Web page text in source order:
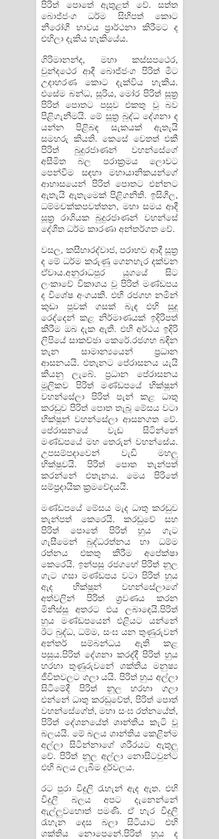
පිරිත් පොතේ ඇතුළත් වේ. සත්ත
බොජ්ජංග ධර්ම සිහිපත් කොට
නීරෝගී භාවය ප්‍රාර්ථනා කිරීමට ද
එහිලා දැකිය හැකියේය.
ගිරිමානන්ද, මහා කස්සපථෙර,
චුන්දථෙර ආදී බොජ්ජංග පිරිත් මීට
උදාහරණ කොට දැක්විය හැකිය.
එසේම බන්ධ, සූරිය, මෝර පිරිත් සූත්‍ර
පිරිත් පොතට පසුව එකතු වූ බව
පිළිගැනීමයි. මේ සූත්‍ර බුද්ධ දේශනා ද
යන්න පිළිබඳ සැකයක් ඇතැයි
සමහරු කියති. කෙසේ වෙතත් එකී
පිරිත් බුදුරජාණන් වහන්සේගේ
අසීමිත බල පරාක්‍රමය ලොවට
පෙන්වීම සඳහා මහායානිකයන්ගේ
ආභාසයෙන් පිරිත් පොතට එන්නට
ඇතැයි ඇතැමෙක් පිළිගනිති. ඉසිගිල,
ධම්මචක්කපවත්තන, මහා සමය ආදී
සූත්‍ර රාශියක බුදුරජාණන් වහන්සේ
දේශිත ධර්ම කාරණා අන්තර්ගත වේ.
වසල, කසීභාරද්වාජ, පරාභව ආදී සූත්‍ර
ද මේ ධර්ම කරුණු ගෙනහැර දක්වන
ඒවාය.අනුරාධපුර යුගයේ සිට
ලංකාවේ විකාශය වූ පිරිත් මණ්ඩපය
ද විශේෂ අංගයකි. එහි රජගහ නමින්
කුඩා පුවක් ගසක් බැඳ එහි සුදු
රෙද්දෙන් කළ නිර්මාණයක් ඉදිරිපත්
කිරීම ඔබ දැක ඇති. එහි අර්ථය ඉදිරි
ලිපියේ සාකච්ඡා කෙරේ.රජගහ බඳින
තැන සාමාන්‍යයෙන් ප්‍රධාන
ආසනයයි. එතැනට පේරාසනය යැයි
කියනු ලැබේ. ප්‍රධාන පේරාසනය
මූලිකව පිරිත් මණ්ඩපයේ භික්ෂූන්
වහන්සේලා පිරිත් පැන් කළ ධාතු
කරඬුව පිරිත් පොත තැබූ මේසය වටා
භික්ෂූන් වහන්සේලා ආසනගත වේ.
පේරාසනයේ වැඩ සිටින්නේ
මණ්ඩපයේ මහ තෙරුන් වහන්සේය.
උපසම්පදාවෙන් වැඩි මහලු
භික්ෂුවයි. පිරිත් පොත තැන්පත්
කරන්නේ එතැනය. මෙය පිරිතේ
සම්ප්‍රදායික ක්‍රමවේදයයි.
මණ්ඩපයේ මේසය මැද ධාතු කරඬුව
තැන්පත් කෙරෙයි. කරඬුවේ සහ
පිරිත් පොතේ පිරිත් හුය ගැට
ගැසීමෙන් බුද්ධරත්නය හා ධම්ම
රත්නය එකතු කිරීම අපේක්ෂා
කෙරෙයි. ඉන්පසු රජගහේ පිරිත් නූල
ගැට ගසා මණ්ඩපය වටා පිරිත් හුය
ඇද භික්ෂූන් වහන්සේලාගේ
අත්වලින් පිරිත් ශ්‍රවණය කරන
මිනිස්සු අතරට එය ලබාදෙයි.පිරිත්
හුය මණ්ඩපයෙන් එළියට යන්නේ
ඊට බුද්ධ, ධම්ම, සංඝ යන තුණුරුවන්
අන්තර් සම්බන්ධය ඇති කළ
පසුය.පිරිත් දේශනා කරද්දී පිරිත් හුය
හරහා තුණුරුවනේ ශක්තිය මනුෂ්‍ය
ජීවිතවලට ගලා යයි. පිරිත් හුය අල්ලා
සිටීමේදී පිරිත් නූල හරහා ගලා
එන්නේ ධාතු කරඬුවේත්, පිරිත් පොත්
වහන්සේගේත්, මහා සංඝ රත්නයේත්,
පිරිත් දේශනයේත් ශාන්තිය කැටි වූ
බලයයි. මේ බලය ශාන්තිය කෙළින්ම
අල්ලා සිටින්නාගේ ශරීරයට ඇතුලු
වේ. පිරිත් නූල අල්ලා නොසිටවුන්ට
එහි බලය ලැබීම දුර්වලය.
රට පුරා විදුලි රැහැන් ඇද ඇත. එහි
විදුලි බලය අපට දැනෙන්නේ
ඇල්ලුවහොත් පමණි. ඒ හැර විදුලි
රැහැන දෙස බලා සිටියාට එහි
ශක්තිය නොපෙනේ.පිරිත් හුය ද